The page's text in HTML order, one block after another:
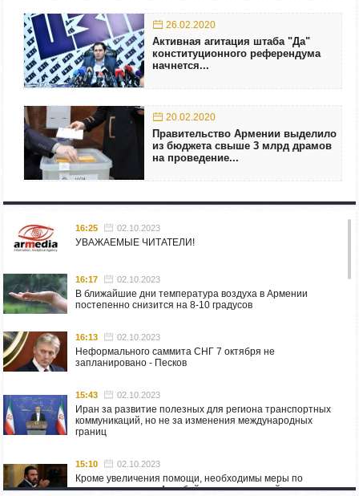
26.02.2020
Активная агитация штаба "Да"
конституционного референдума
начнется...
20.02.2020
Правительство Армении выделило
из бюджета свыше 3 млрд драмов
на проведение...
16:25 02.10.2023
УВАЖАЕМЫЕ ЧИТАТЕЛИ!
16:17 02.10.2023
В ближайшие дни температура воздуха в Армении
постепенно снизится на 8-10 градусов
16:13 02.10.2023
Неформального саммита СНГ 7 октября не
запланировано - Песков
15:43 02.10.2023
Иран за развитие полезных для региона транспортных
коммуникаций, но не за изменения международных
границ
15:10 02.10.2023
Кроме увеличения помощи, необходимы меры по
пресечению угроз Азербайджана: испанский депутат